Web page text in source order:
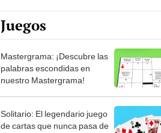
Juegos
Mastergrama: ¡Descubre las
palabras escondidas en
nuestro Mastergrama!
Solitario: El legendario juego
de cartas que nunca pasa de